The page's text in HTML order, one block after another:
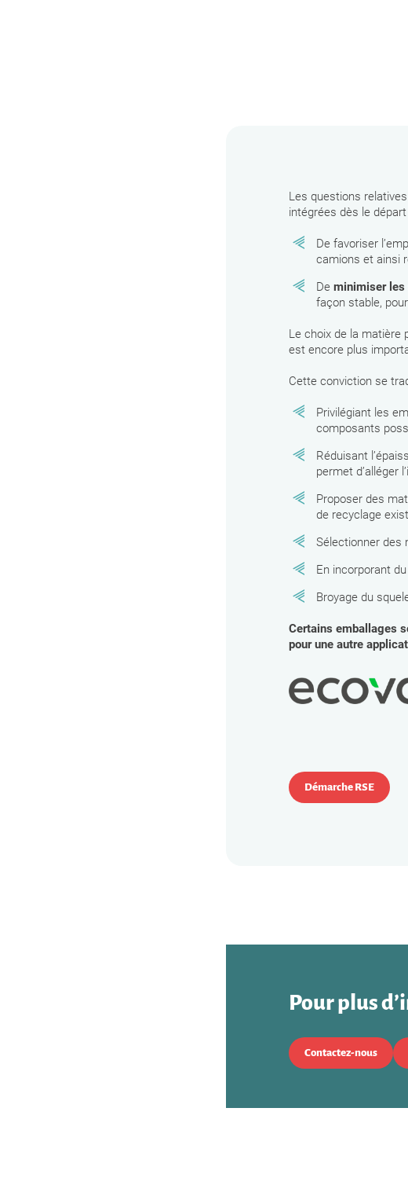
Les questions
intégrées dès le
De favoriser
camions et ainsi
De minimiser les
façon stable,
Le choix de la matière
est encore plus
Cette conviction se
Privilégiant les
composants
Réduisant
permet d’alléger
Proposer des
de recyclage
Sélectionner des
En incorporant
Broyage du
Certains emballages
pour une autre
Démarche RSE
Pour plus
Contactez-nous